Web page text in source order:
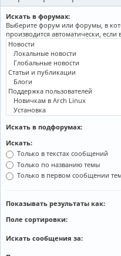
Искать в форумах:
Выберите форум или форумы, в
производится автоматически,
Искать в подфорумах:
Искать:
Только в текстах сообщений
Только по названию темы
Только в первом сообщении
Показывать результаты как:
Поле сортировки:
Искать сообщения за: